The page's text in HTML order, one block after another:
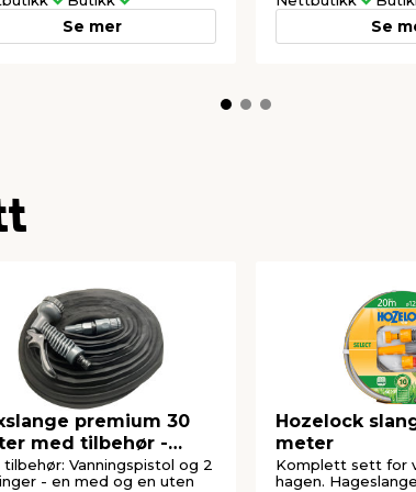
Se mer Se
premium 30
med tilbehør -
tilbehør: Vanningspistol og 2
- en med og en uten
Hozelock
meter
Komplett sett for
hagen.